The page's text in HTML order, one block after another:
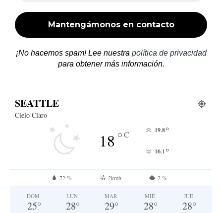
¡No hacemos spam! Lee nuestra política de privacidad
para obtener más información.
SEATTLE
Cielo Claro
18°C 19.8°
16.1 °
72 % 2kmh 2 %
DOM
25°
LUN
28°
MAR
29°
MIÉ
28°
JUE
28°